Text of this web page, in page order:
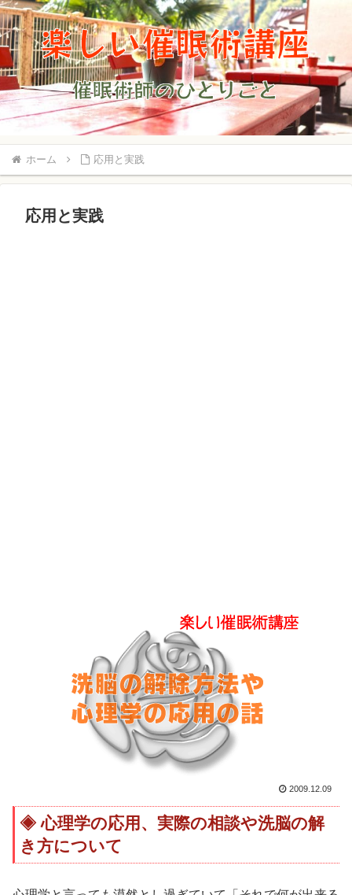
ホーム 応用と実践
応用と実践
2009.12.09
心理学の応用、実際の相談や洗脳の解
き方について